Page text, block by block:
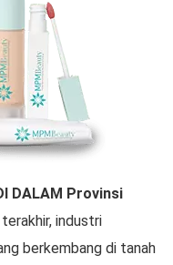
DALAM Provinsi
industri
berkembang di tanah